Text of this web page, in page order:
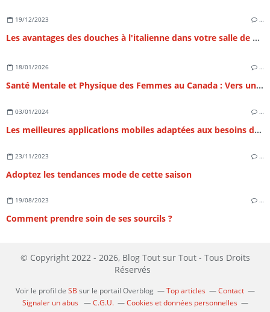
19/12/2023 …
Les avantages des douches à l'italienne dans votre salle de bain
18/01/2026 …
Santé Mentale et Physique des Femmes au Canada : Vers un Équilibre Holistique au 21e Siècle
03/01/2024 …
Les meilleures applications mobiles adaptées aux besoins des femmes
23/11/2023 …
Adoptez les tendances mode de cette saison
19/08/2023 …
Comment prendre soin de ses sourcils ?
© Copyright 2022 - 2026, Blog Tout sur Tout - Tous Droits
Réservés
Voir le profil de SB sur le portail Overblog Top articles
Contact
Signaler un abus
C.G.U.
Cookies et données personnelles